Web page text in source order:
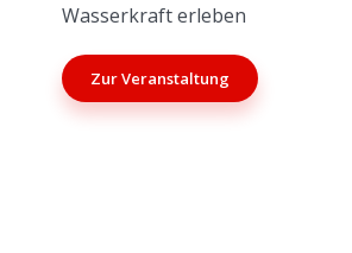
Wasserkraft erleben
Zur Veranstaltung